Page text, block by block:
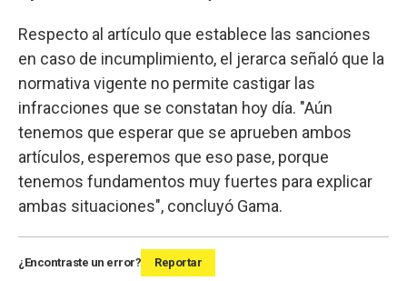
Respecto al artículo que establece las sanciones
en caso de incumplimiento, el jerarca señaló que la
normativa vigente no permite castigar las
infracciones que se constatan hoy día. "Aún
tenemos que esperar que se aprueben ambos
artículos, esperemos que eso pase, porque
tenemos fundamentos muy fuertes para explicar
ambas situaciones", concluyó Gama.
¿Encontraste un error? Reportar